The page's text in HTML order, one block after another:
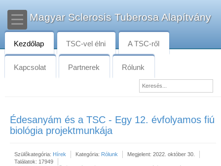
Magyar Sclerosis Tuberosa Alapítvány
Kezdőlap TSC-vel élni A TSC-ről
Kapcsolat Partnerek Rólunk
Édesanyám és a TSC - Egy 12. évfolyamos fiú
biológia projektmunkája
Szülőkategória: Hírek Kategória: Rólunk
Megjelent: 2022. október 30.
Találatok: 17949